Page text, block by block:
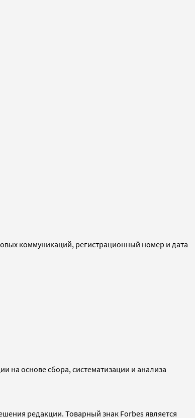
коммуникаций, регистрационный номер и дата
основе сбора, систематизации и анализа
редакции. Товарный знак Forbes является